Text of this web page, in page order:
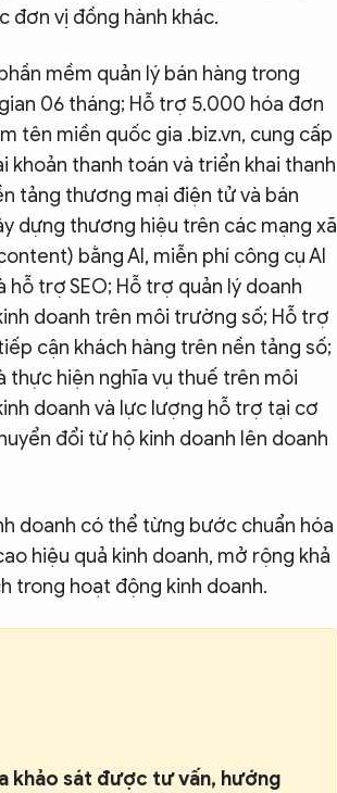
đơn vị đồng hành khác.
mềm quản lý bán hàng trong
06 tháng; Hỗ trợ 5.000 hóa đơn
tên miền quốc gia .biz.vn, cung cấp
thanh toán và triển khai thanh
tảng thương mại điện tử và bán
dựng thương hiệu trên các mạng xã
bằng AI, miễn phí công cụ AI
trợ SEO; Hỗ trợ quản lý doanh
doanh trên môi trường số; Hỗ trợ
cận khách hàng trên nền tảng số;
thực hiện nghĩa vụ thuế trên môi
doanh và lực lượng hỗ trợ tại cơ
đổi từ hộ kinh doanh lên doanh
doanh có thể từng bước chuẩn hóa
hiệu quả kinh doanh, mở rộng khả
trong hoạt động kinh doanh.
khảo sát được tư vấn, hướng